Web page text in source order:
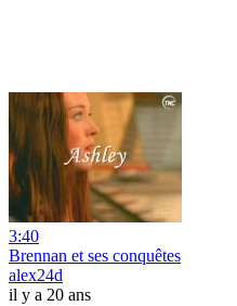
3:40
Brennan et ses conquêtes
alex24d
il y a 20 ans